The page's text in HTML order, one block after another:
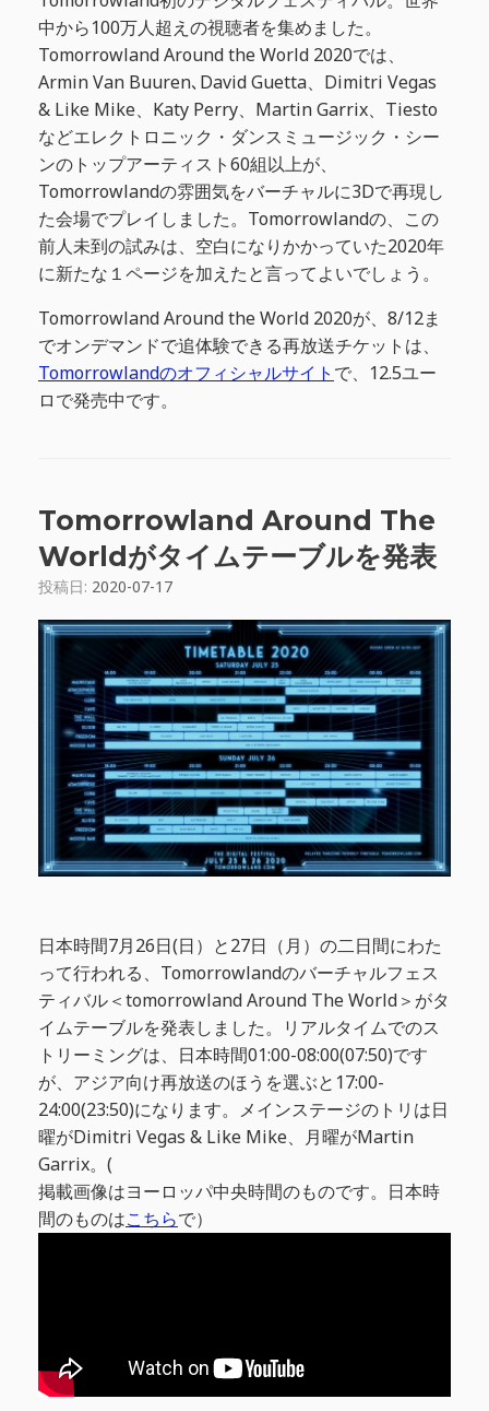
中から100万人超えの視聴者を集めました。
Tomorrowland Around the World 2020では、
Armin Van Buuren､David Guetta、Dimitri Vegas
& Like Mike、Katy Perry、Martin Garrix、Tiesto
などエレクトロニック・ダンスミュージック・シー
ンのトップアーティスト60組以上が、
Tomorrowlandの雰囲気をバーチャルに3Dで再現し
た会場でプレイしました。Tomorrowlandの、この
前人未到の試みは、空白になりかかっていた2020年
に新たな１ページを加えたと言ってよいでしょう。
Tomorrowland Around the World 2020が、8/12ま
でオンデマンドで追体験できる再放送チケットは、
Tomorrowlandのオフィシャルサイト で、12.5ユー
ロで発売中です。
Tomorrowland Around The
Worldがタイムテーブルを発表
投稿日: 2020-07-17
日本時間7月26日(日）と27日（月）の二日間にわた
って行われる、Tomorrowlandのバーチャルフェス
ティバル＜tomorrowland Around The World＞がタ
イムテーブルを発表しました。リアルタイムでのス
トリーミングは、日本時間01:00-08:00(07:50)です
が、アジア向け再放送のほうを選ぶと17:00-
24:00(23:50)になります。メインステージのトリは日
曜がDimitri Vegas & Like Mike、月曜がMartin
Garrix。(
掲載画像はヨーロッパ中央時間のものです。日本時
間のものはこちらで）